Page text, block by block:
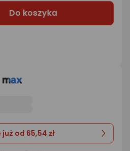
Do koszyka
od 65,54 zł